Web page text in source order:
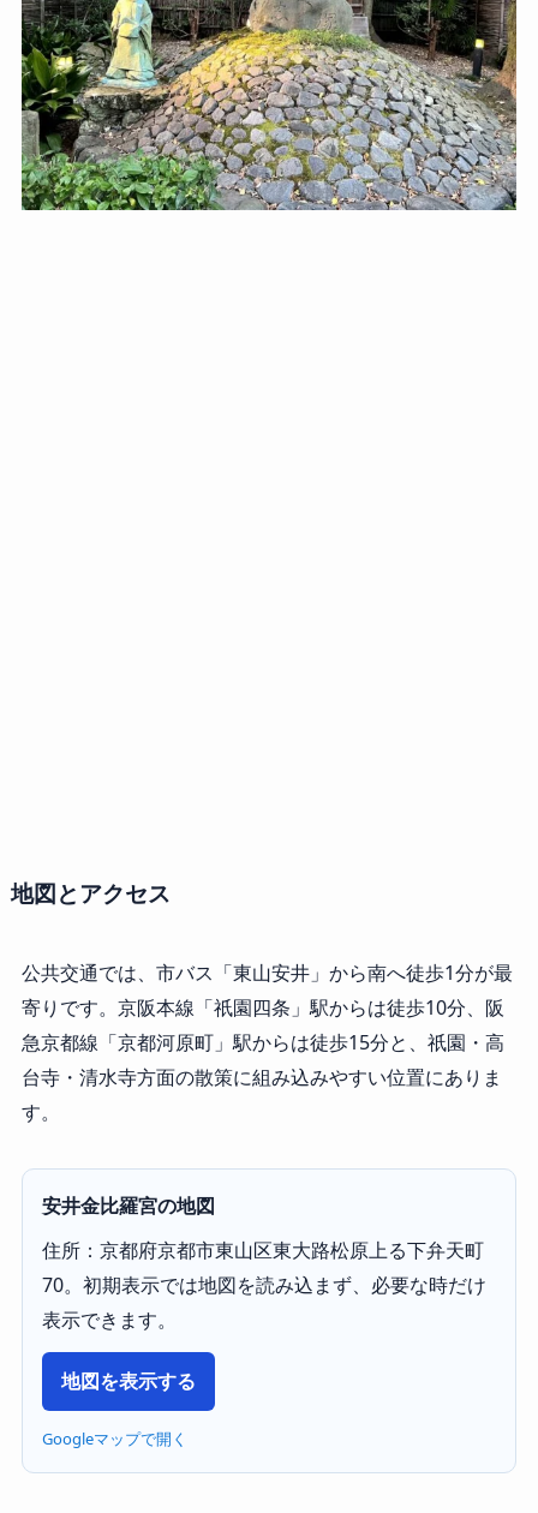
地図とアクセス
公共交通では、市バス「東山安井」から南へ徒歩1分が最
寄りです。京阪本線「祇園四条」駅からは徒歩10分、阪
急京都線「京都河原町」駅からは徒歩15分と、祇園・高
台寺・清水寺方面の散策に組み込みやすい位置にありま
す。
安井金比羅宮の地図
住所：京都府京都市東山区東大路松原上る下弁天町
70。初期表示では地図を読み込まず、必要な時だけ
表示できます。
地図を表示する
Googleマップで開く